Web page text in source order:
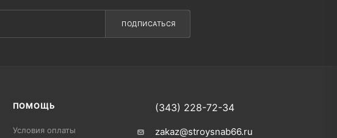
ПОДПИСАТЬСЯ
ПОМОЩЬ
Условия оплаты
(343) 228-72-34
zakaz@stroysnab66.ru